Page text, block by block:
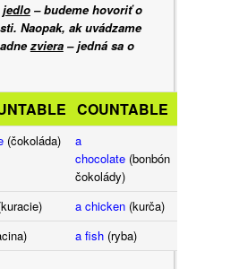
jedlo– budeme hovoriť o
Naopak, ak uvádzame
zviera– jedná sa o
COUNTABLE
(čokoláda)
a
chocolate (bonbón
čokolády)
a chicken (kurča)
) a fish (ryba)